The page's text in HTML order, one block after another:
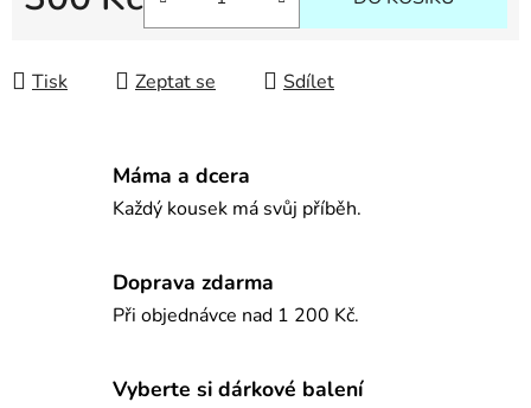
Tisk Zeptat se Sdílet
Máma a dcera
Každý kousek má svůj příběh.
Doprava zdarma
Při objednávce nad 1 200 Kč.
Vyberte si dárkové balení